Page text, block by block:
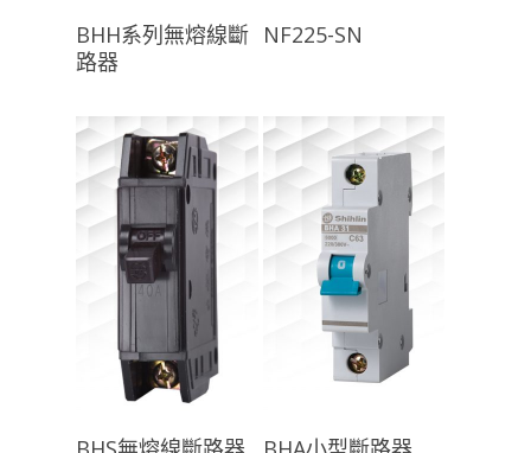
查看內容
BHH系列無熔線斷
路器
NF225-SN
查看內容 查看內容